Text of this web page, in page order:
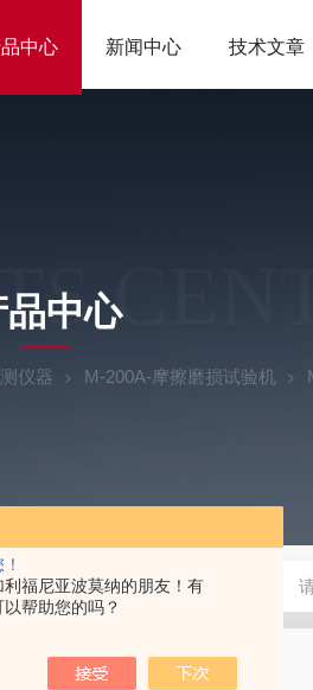
利福尼亚波莫纳的朋友！有
帮助您的吗？
中心 新闻中心 技术文章
品中心
仪器 M-200A-摩擦磨损试验机
GCDDJ-50Kv电压击穿试验仪-微机控制